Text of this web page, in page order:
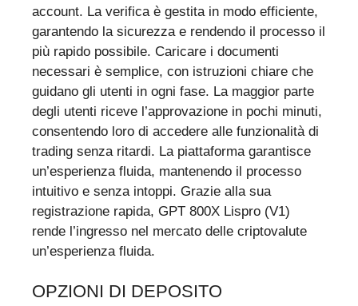
account. La verifica è gestita in modo efficiente,
garantendo la sicurezza e rendendo il processo il
più rapido possibile. Caricare i documenti
necessari è semplice, con istruzioni chiare che
guidano gli utenti in ogni fase. La maggior parte
degli utenti riceve l’approvazione in pochi minuti,
consentendo loro di accedere alle funzionalità di
trading senza ritardi. La piattaforma garantisce
un’esperienza fluida, mantenendo il processo
intuitivo e senza intoppi. Grazie alla sua
registrazione rapida, GPT 800X Lispro (V1)
rende l’ingresso nel mercato delle criptovalute
un’esperienza fluida.
OPZIONI DI DEPOSITO